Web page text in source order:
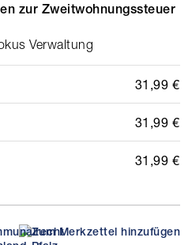
zur Zweitwohnungssteuer
Verwaltung
31,99 €
31,99 €
31,99 €